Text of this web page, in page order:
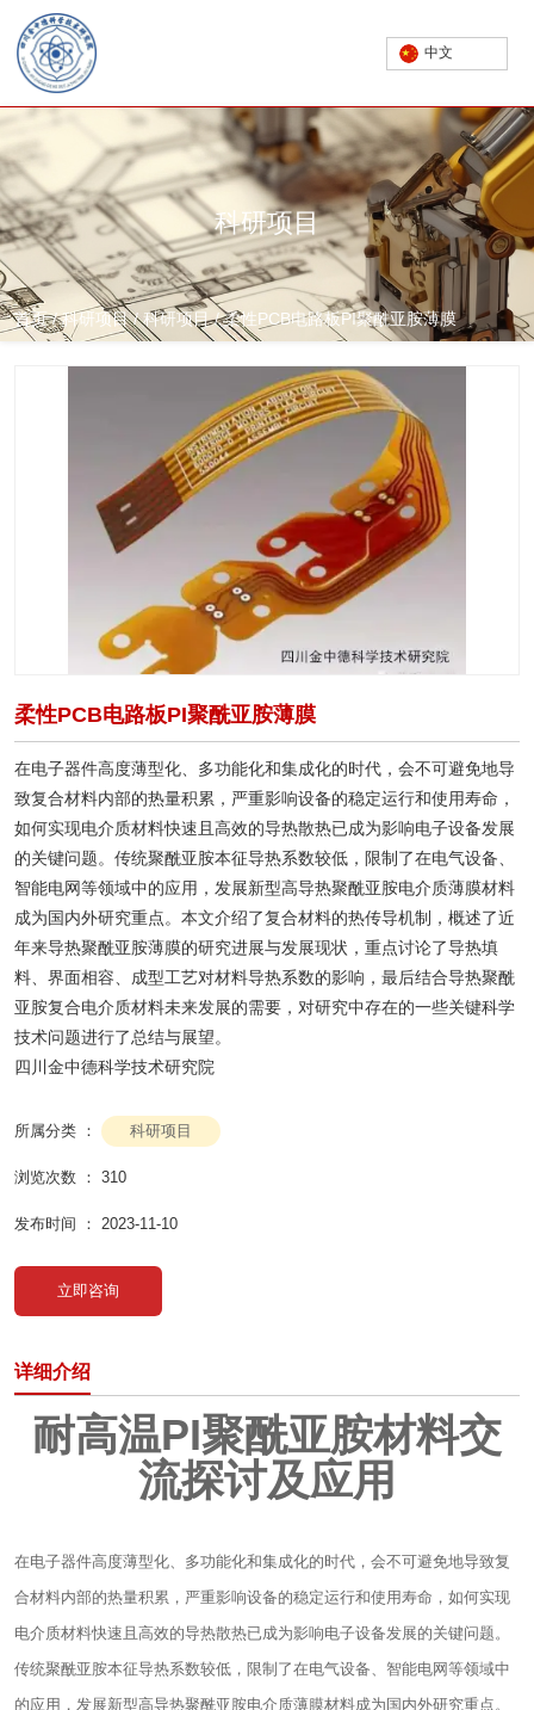
中文
科研项目
首页/科研项目 /科研项目 /柔性PCB电路板PI聚酰亚胺薄膜
柔性PCB电路板PI聚酰亚胺薄膜
在电子器件高度薄型化、多功能化和集成化的时代，会不可避免地导
致复合材料内部的热量积累，严重影响设备的稳定运行和使用寿命，
如何实现电介质材料快速且高效的导热散热已成为影响电子设备发展
的关键问题。传统聚酰亚胺本征导热系数较低，限制了在电气设备、
智能电网等领域中的应用，发展新型高导热聚酰亚胺电介质薄膜材料
成为国内外研究重点。本文介绍了复合材料的热传导机制，概述了近
年来导热聚酰亚胺薄膜的研究进展与发展现状，重点讨论了导热填
料、界面相容、成型工艺对材料导热系数的影响，最后结合导热聚酰
亚胺复合电介质材料未来发展的需要，对研究中存在的一些关键科学
技术问题进行了总结与展望。
四川金中德科学技术研究院
所属分类 ： 科研项目
浏览次数 ： 310
发布时间 ： 2023-11-10
立即咨询
详细介绍
耐高温PI聚酰亚胺材料交
流探讨及应用
在电子器件高度薄型化、多功能化和集成化的时代，会不可避免地导致复
合材料内部的热量积累，严重影响设备的稳定运行和使用寿命，如何实现
电介质材料快速且高效的导热散热已成为影响电子设备发展的关键问题。
传统聚酰亚胺本征导热系数较低，限制了在电气设备、智能电网等领域中
的应用，发展新型高导热聚酰亚胺电介质薄膜材料成为国内外研究重点。